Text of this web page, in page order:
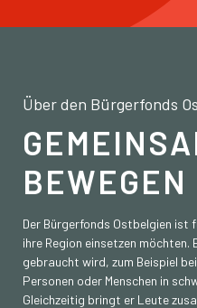
Über den Bürgerfonds
BEWEGEN
Der Bürgerfonds Ostbelgien ist
ihre Region einsetzen
gebraucht wird, zum Beispiel
Personen oder Menschen in
Gleichzeitig bringt er Leute